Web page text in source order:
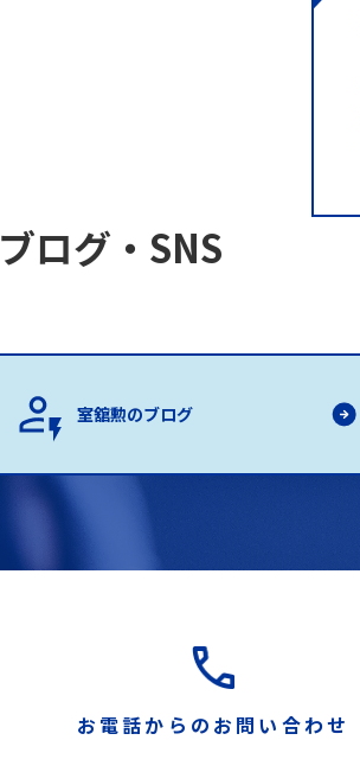
ブログ・SNS
室舘勲のブログ
お電話からのお問い合わせ